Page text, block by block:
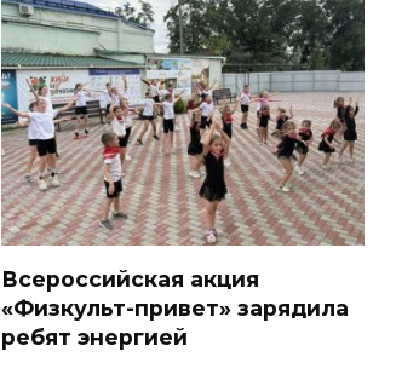
Всероссийская акция
«Физкульт-привет» зарядила
ребят энергией